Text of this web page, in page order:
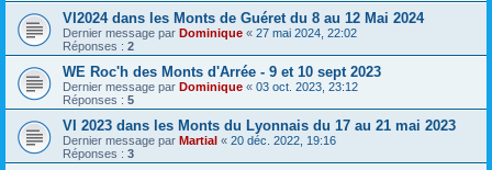
VI2024 dans les Monts de Guéret du 8 au 12 Mai 2024
Dernier message par Dominique « 27 mai 2024, 22:02
Réponses : 2
WE Roc'h des Monts d'Arrée - 9 et 10 sept 2023
Dernier message par Dominique « 03 oct. 2023, 23:12
Réponses : 5
VI 2023 dans les Monts du Lyonnais du 17 au 21 mai 2023
Dernier message par Martial « 20 déc. 2022, 19:16
Réponses : 3